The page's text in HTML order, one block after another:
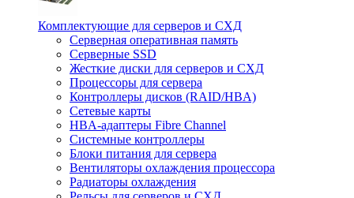
Комплектующие для серверов и СХД
Серверная оперативная память
Серверные SSD
Жесткие диски для серверов и СХД
Процессоры для сервера
Контроллеры дисков (RAID/HBA)
Сетевые карты
HBA-адаптеры Fibre Channel
Системные контроллеры
Блоки питания для сервера
Вентиляторы охлаждения процессора
Радиаторы охлаждения